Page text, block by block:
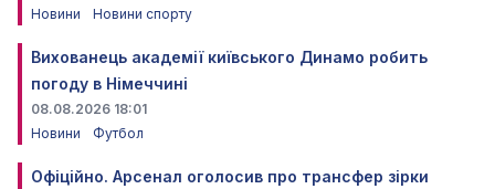
Новини
Новини спорту
Вихованець академії київського Динамо робить
погоду в Німеччині
08.08.2026 18:01
Новини
Футбол
Офіційно. Арсенал оголосив про трансфер зірки